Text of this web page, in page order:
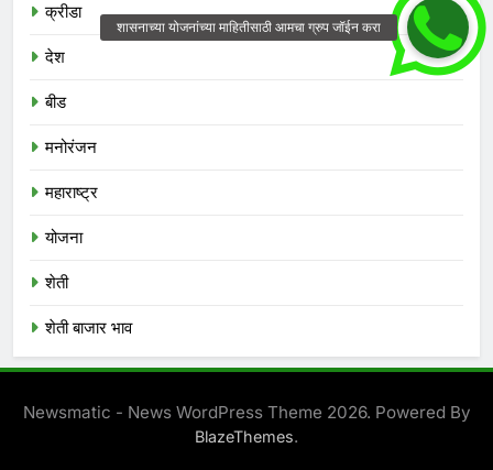
क्रीडा
देश
बीड
मनोरंजन
महाराष्ट्र
योजना
शेती
शेती बाजार भाव
Newsmatic - News WordPress Theme 2026. Powered By
BlazeThemes.